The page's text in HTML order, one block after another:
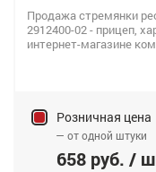
Продажа стремянки
2912400-02 - прицеп,
интернет-магазине
Розничная цена
— от одной штуки
658 руб. /